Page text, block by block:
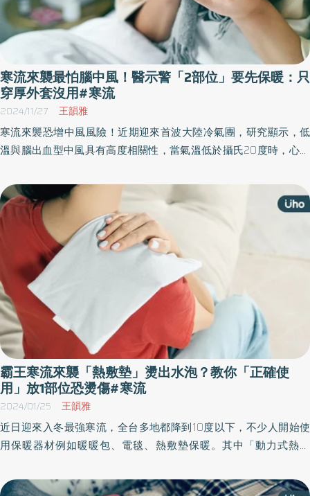
寒流來襲最怕腦中風！醫示警「2部位」要先保暖：只
穿厚外套沒用#寒流
2024/11/27 王韻雅
寒流來襲恐增中風風險！近期迎來首波大陸冷氣團，研究顯示，低
溫與腦出血型中風具有高度相關性，當氣溫低於攝氏20度時，心房
時，氣溫低於攝氏10度，更容易導致中風，呼籲若有相關症狀應盡
快就醫。
霸王寒流來襲「熱敷墊」燙出水泡？教你「正確使
用」放1部位恐燙傷#寒流
2024/01/25 王韻雅
近日迎來入冬最強寒流，全台多地都降到10度以下，不少人開始使
用保暖器材例如暖暖包、電毯、熱敷墊保暖。其中「動力式熱敷
果，但使用時也要注意正確用法，才不會燙傷。